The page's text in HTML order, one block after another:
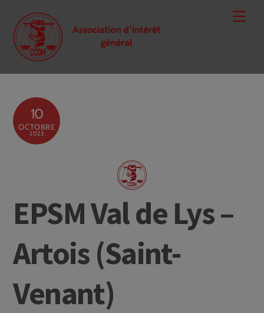
content
10
OCTOBRE
2023
EPSM Val de Lys –
Artois (Saint-
Venant)